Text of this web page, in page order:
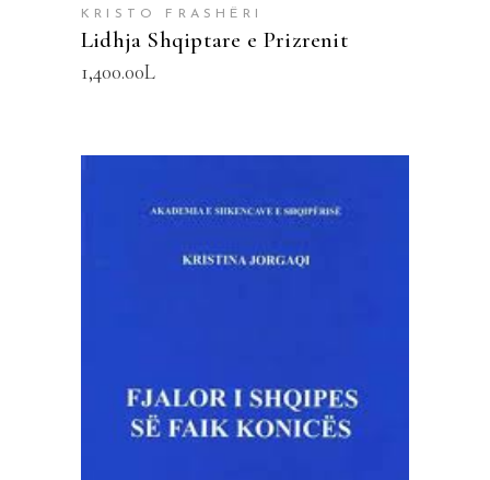
KRISTO FRASHËRI
Lidhja Shqiptare e Prizrenit
1,400.00L
SHTOJE NË SHPORTË